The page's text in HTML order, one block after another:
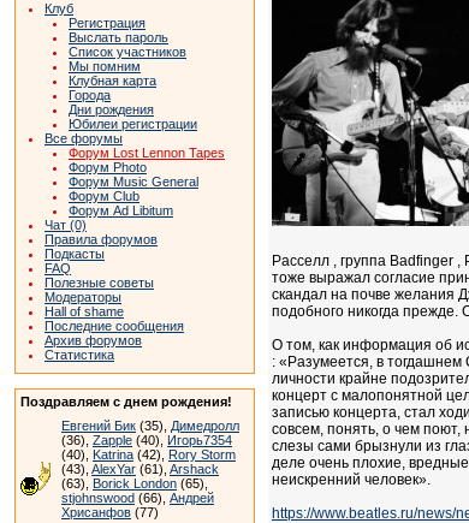
Клуб
Регистрация
Выслать пароль
Список участников
Мы помним
Клубная карта
Города
Дни рождения
Юбилеи регистрации
Все форумы
Форум Lost Lennon Tapes
Форум Photo
Форум Music General
Форум Club
Форум Ad Libitum
Чат (0)
Правила форумов
Подкасты
FAQ
Полезные советы
Модераторы
Hall of shame
Последние сообщения
Архив форумов
Статистика
Поздравляем с днем рождения!
Евгений Бик (35), Димедролл
(36), Zapple (40), Игорь7354
(40), Katrina (42), Rory Storm
(43), AlexYar (61), Arshack
(63), Borick London (65),
stjohnswood (66), Андрей
Хрисанфов (77)
Расселл , группа Badfinger
тоже выражал согласие
скандал на почве желания
подобного никогда прежде.
О том, как информация об
: «Разумеется, в
личности крайне
концерт с малопонятной
записью концерта, стал
совсем, понять, о чем поют,
слезы сами брызнули из
деле очень плохие,
неискренний человек».
https://www.beatles.ru/news/